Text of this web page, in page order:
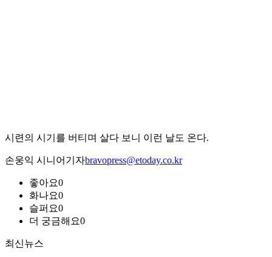
시련의 시기를 버티며 살다 보니 이런 날도 온다.
손웅익 시니어기자bravopress@etoday.co.kr
좋아요0
화나요0
슬퍼요0
더 궁금해요0
최신뉴스